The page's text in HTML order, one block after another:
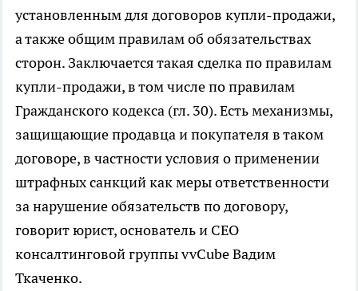
установленным для договоров купли-продажи,
а также общим правилам об обязательствах
сторон. Заключается такая сделка по правилам
купли-продажи, в том числе по правилам
Гражданского кодекса (гл. 30). Есть механизмы,
защищающие продавца и покупателя в таком
договоре, в частности условия о применении
штрафных санкций как меры ответственности
за нарушение обязательств по договору,
говорит юрист, основатель и СЕО
консалтинговой группы vvCube Вадим
Ткаченко.